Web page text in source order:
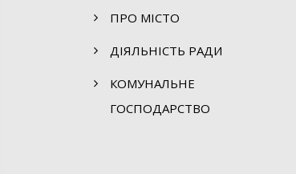
ПРО МІСТО
ДІЯЛЬНІСТЬ РАДИ
КОМУНАЛЬНЕ
ГОСПОДАРСТВО